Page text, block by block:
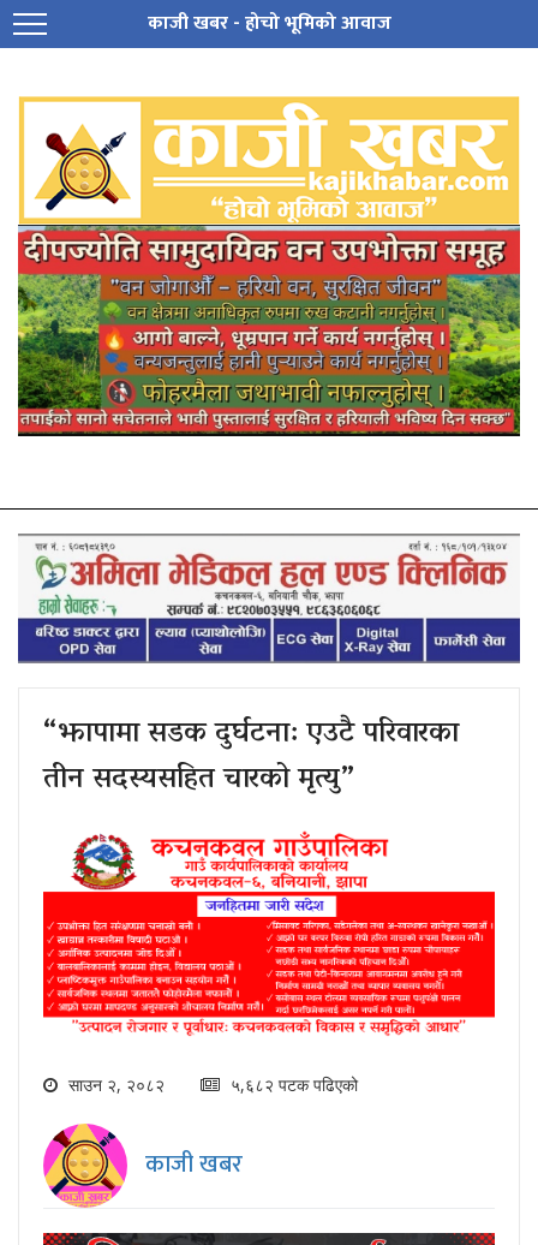
काजी खबर - होचो भूमिको आवाज
“झापामा सडक दुर्घटना: एउटै परिवारका
तीन सदस्यसहित चारको मृत्यु”
साउन २, २०८२ ५,६८२ पटक पढिएको
काजी खबर